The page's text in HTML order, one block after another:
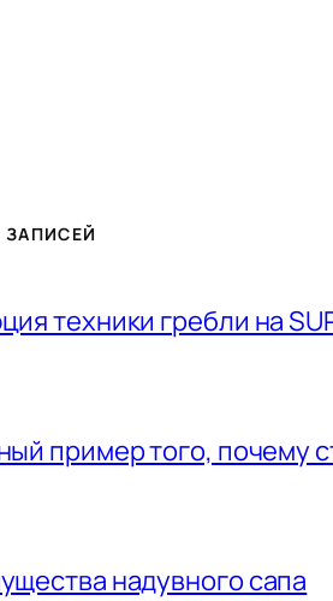
техники гребли на
пример того, почему
надувного сапа